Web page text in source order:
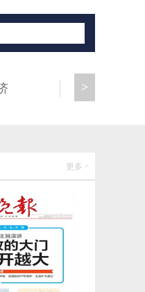
>
更多 >
来、比亚迪，集体大
明地铁、公交、出
务
无人机公司深耕进
输试飞成功